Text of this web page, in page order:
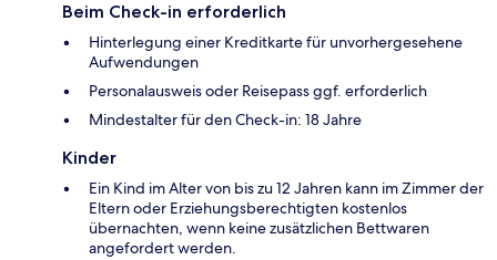
Beim Check-in erforderlich
Hinterlegung einer Kreditkarte für unvorhergesehene
Aufwendungen
Personalausweis oder Reisepass ggf. erforderlich
Mindestalter für den Check-in: 18 Jahre
Kinder
Ein Kind im Alter von bis zu 12 Jahren kann im Zimmer der
Eltern oder Erziehungsberechtigten kostenlos
übernachten, wenn keine zusätzlichen Bettwaren
angefordert werden.